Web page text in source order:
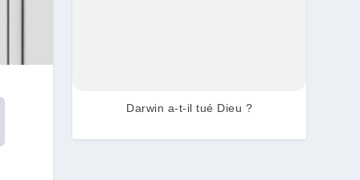
Darwin a-t-il tué Dieu ?